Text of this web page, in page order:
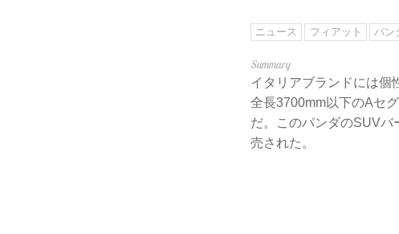
ニュース フィアット パン
イタリアブランドには個
全長3700mm以下のAセ
だ。このパンダのSUVバ
売された。